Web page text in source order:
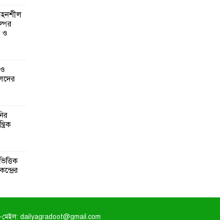
ও
মেইল: dailyagradoot@gmail.com